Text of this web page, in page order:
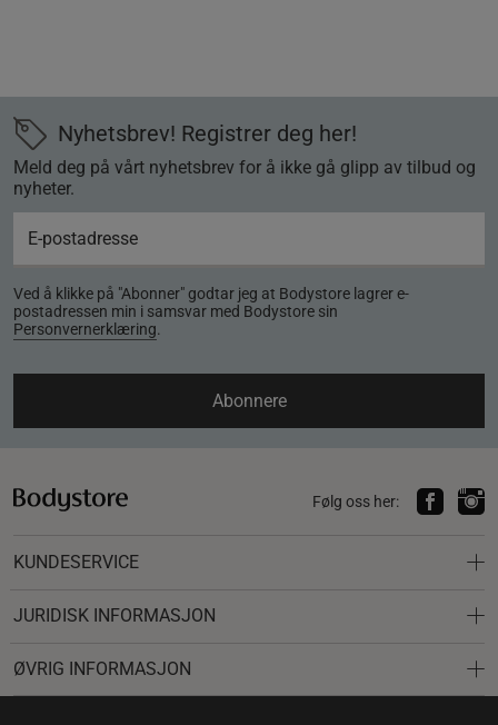
Nyhetsbrev! Registrer deg her!
Meld deg på vårt nyhetsbrev for å ikke gå glipp av tilbud og
nyheter.
Ved å klikke på "Abonner" godtar jeg at Bodystore lagrer e-
postadressen min i samsvar med Bodystore sin
Personvernerklæring.
Abonnere
Følg oss her:
KUNDESERVICE
JURIDISK INFORMASJON
ØVRIG INFORMASJON